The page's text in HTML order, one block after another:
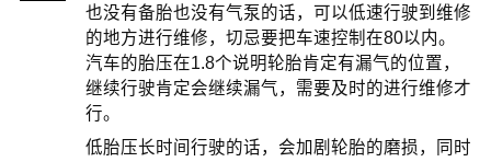
也没有备胎也没有气泵的话，可以低速行驶到维修
的地方进行维修，切忌要把车速控制在80以内。
汽车的胎压在1.8个说明轮胎肯定有漏气的位置，
继续行驶肯定会继续漏气，需要及时的进行维修才
行。
低胎压长时间行驶的话，会加剧轮胎的磨损，同时